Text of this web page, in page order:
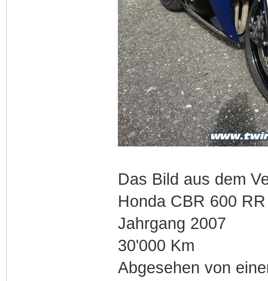
Das Bild aus dem
Honda CBR 600 RR
Jahrgang 2007
30'000 Km
Abgesehen von